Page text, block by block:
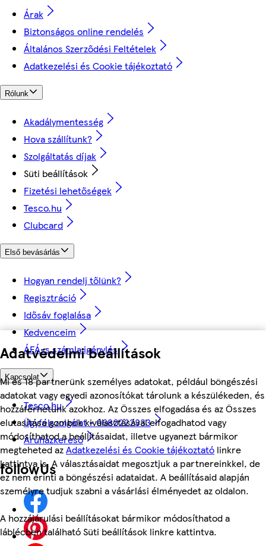
Adatvédelmi beállítások
Mi és 18 partnerünk személyes adatokat, például böngészési
adatokat vagy egyedi azonosítókat tárolunk a készülékeden, és
hozzáférhetünk azokhoz. Az Összes elfogadása és az Összes
elutasítása gombok kiválasztásával elfogadhatod vagy
módosíthatod a beállításaidat, illetve ugyanezt bármikor
megteheted azAdatkezelési és Cookie tájékoztató linkre
kattintva is. A választásaidat megosztjuk a partnereinkkel, de
ez nem érinti a böngészési adataidat. A beállításaid alapján
személyre tudjuk szabni a vásárlási élményedet az oldalon.
A hozzájárulási beállításokat bármikor módosíthatod a
láblécben található Süti beállítások linkre kattintva.
Árak
Biztonságos online rendelés
Általános Szerződési Feltételek
Adatkezelési és Cookie tájékoztató
Rólunk
Akadálymentesség
Hova szállítunk?
Szolgáltatás díjak
Süti beállítások
Fizetési lehetőségek
Tesco.hu
Clubcard
Első bevásárlás
Hogyan rendelj tőlünk?
Regisztráció
Idősáv foglalása
Kedvenceim
ÁFÁ-s számla igénylés
Kapcsolat
Tesco.hu
Ügyfélszolgálat - 0680222333
Áruházkereső
followUs